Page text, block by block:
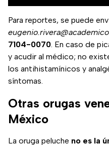
Para reportes, se puede
7104-0070. En caso de
y acudir al médico; no
los antihistamínicos y
síntomas.
Otras orugas
México
La oruga peluche no es la